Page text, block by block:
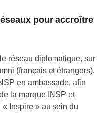
pour accroître
réseau diplomatique, sur
(français et étrangers),
en ambassade, afin
la marque INSP et
« Inspire » au sein du